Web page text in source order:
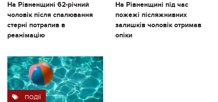
На Рівненщині 62-річний
чоловік після спалювання
стерні потрапив в
реанімацію
На Рівненщині під час
пожежі післяжнивних
залишків чоловік отримав
опіки
ПОДІЇ